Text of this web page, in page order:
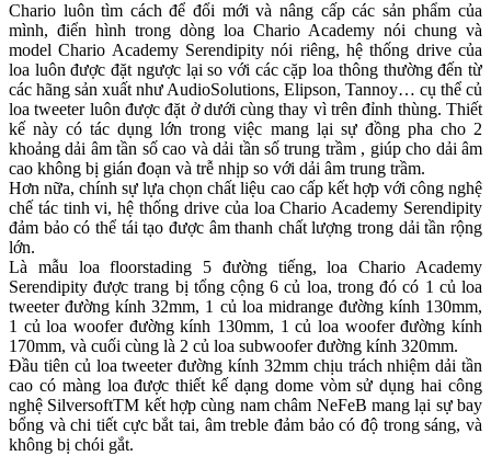
Chario luôn tìm cách để đổi mới và nâng cấp các sản phẩm của
mình, điển hình trong dòng loa Chario Academy nói chung và
model Chario Academy Serendipity nói riêng, hệ thống drive của
loa luôn được đặt ngược lại so với các cặp loa thông thường đến từ
các hãng sản xuất như AudioSolutions, Elipson, Tannoy… cụ thể củ
loa tweeter luôn được đặt ở dưới cùng thay vì trên đỉnh thùng. Thiết
kế này có tác dụng lớn trong việc mang lại sự đồng pha cho 2
khoảng dải âm tần số cao và dải tần số trung trầm , giúp cho dải âm
cao không bị gián đoạn và trễ nhịp so với dải âm trung trầm.
Hơn nữa, chính sự lựa chọn chất liệu cao cấp kết hợp với công nghệ
chế tác tinh vi, hệ thống drive của loa Chario Academy Serendipity
đảm bảo có thể tái tạo được âm thanh chất lượng trong dải tần rộng
lớn.
Là mẫu loa floorstading 5 đường tiếng, loa Chario Academy
Serendipity được trang bị tổng cộng 6 củ loa, trong đó có 1 củ loa
tweeter đường kính 32mm, 1 củ loa midrange đường kính 130mm,
1 củ loa woofer đường kính 130mm, 1 củ loa woofer đường kính
170mm, và cuối cùng là 2 củ loa subwoofer đường kính 320mm.
Đầu tiên củ loa tweeter đường kính 32mm chịu trách nhiệm dải tần
cao có màng loa được thiết kế dạng dome vòm sử dụng hai công
nghệ SilversoftTM kết hợp cùng nam châm NeFeB mang lại sự bay
bổng và chi tiết cực bắt tai, âm treble đảm bảo có độ trong sáng, và
không bị chói gắt.